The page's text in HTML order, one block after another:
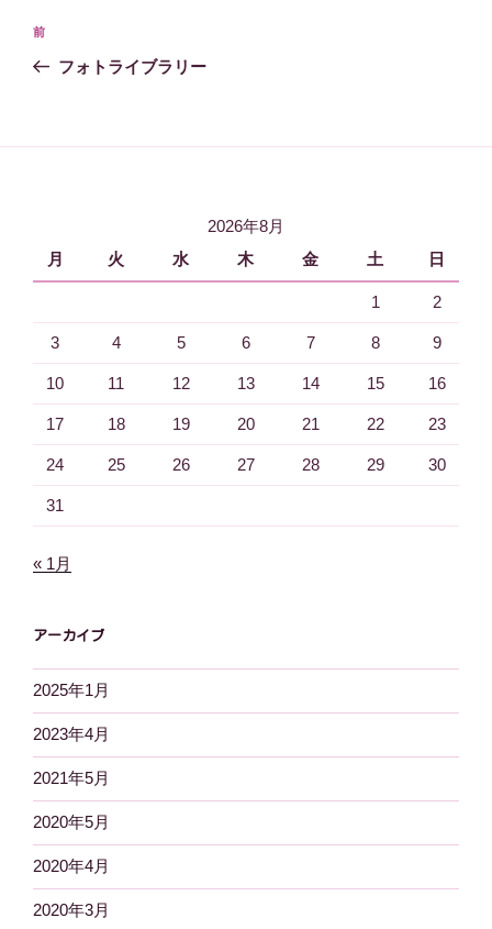
ゲ
ン
過
去
前
フォトライブラリー
2026年8月
月
火 水 木 金 土 日
1 2
3 4 5 6 7 8 9
10 11 12 13 14 15 16
17 18 19 20 21 22 23
24 25 26 27 28 29 30
31
« 1月
アーカイブ
2025年1月
2023年4月
2021年5月
2020年5月
2020年4月
2020年3月